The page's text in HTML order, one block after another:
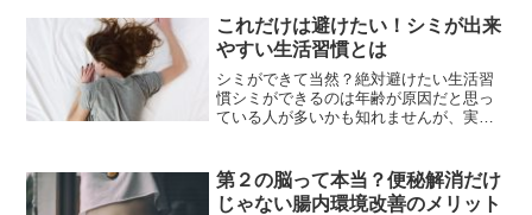
フェイスラインにたるみが起こると輪郭
がぼやけ、大顔に見えるよ...
これだけは避けたい！シミが出来
やすい生活習慣とは
シミができて当然？絶対避けたい生活習
慣シミができるのは年齢が原因だと思っ
ている人が多いかも知れませんが、実は
の一つが寝不足です。仕事が忙しくて帰
宅が遅くなっていたり、夜...
第２の脳って本当？便秘解消だけ
じゃない腸内環境改善のメリット